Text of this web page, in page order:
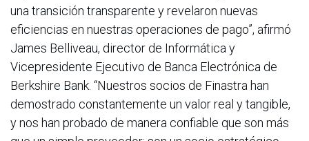
una transición transparente y revelaron nuevas
eficiencias en nuestras operaciones de pago”, afirmó
James Belliveau, director de Informática y
Vicepresidente Ejecutivo de Banca Electrónica de
Berkshire Bank. “Nuestros socios de Finastra han
demostrado constantemente un valor real y tangible,
y nos han probado de manera confiable que son más